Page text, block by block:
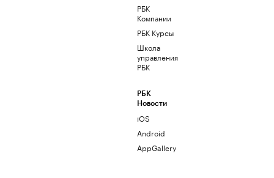
РБК
Компании
РБК Курсы
Школа
управления
РБК
РБК
Новости
iOS
Android
AppGallery